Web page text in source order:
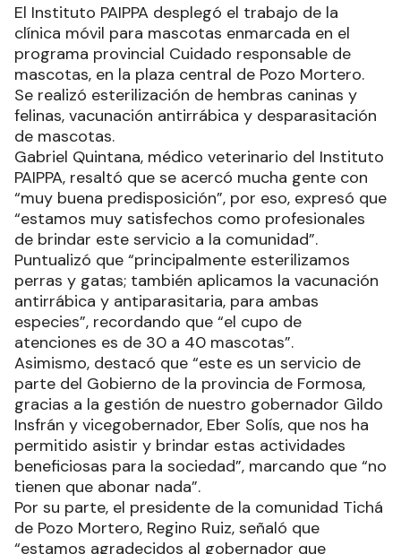
El Instituto PAIPPA desplegó el trabajo de la
clínica móvil para mascotas enmarcada en el
programa provincial Cuidado responsable de
mascotas, en la plaza central de Pozo Mortero.
Se realizó esterilización de hembras caninas y
felinas, vacunación antirrábica y desparasitación
de mascotas.
Gabriel Quintana, médico veterinario del Instituto
PAIPPA, resaltó que se acercó mucha gente con
“muy buena predisposición”, por eso, expresó que
“estamos muy satisfechos como profesionales
de brindar este servicio a la comunidad”.
Puntualizó que “principalmente esterilizamos
perras y gatas; también aplicamos la vacunación
antirrábica y antiparasitaria, para ambas
especies”, recordando que “el cupo de
atenciones es de 30 a 40 mascotas”.
Asimismo, destacó que “este es un servicio de
parte del Gobierno de la provincia de Formosa,
gracias a la gestión de nuestro gobernador Gildo
Insfrán y vicegobernador, Eber Solís, que nos ha
permitido asistir y brindar estas actividades
beneficiosas para la sociedad”, marcando que “no
tienen que abonar nada”.
Por su parte, el presidente de la comunidad Tichá
de Pozo Mortero, Regino Ruiz, señaló que
“estamos agradecidos al gobernador que